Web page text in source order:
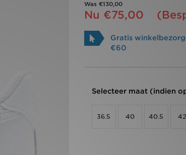
Was €130,00
Nu €75,00
Gratis
€60
Selecteer maat (indien
36.5 40 40.5 42